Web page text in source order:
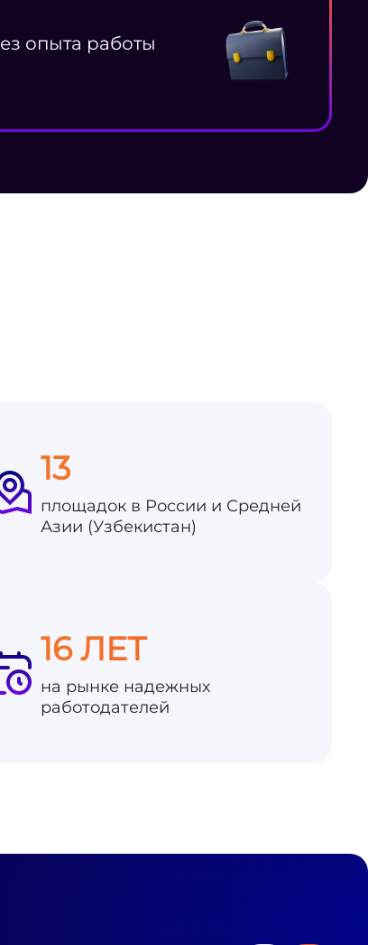
опыта работы
13
площадок в России и Средней
Азии (Узбекистан)
16 ЛЕТ
на рынке надежных
работодателей